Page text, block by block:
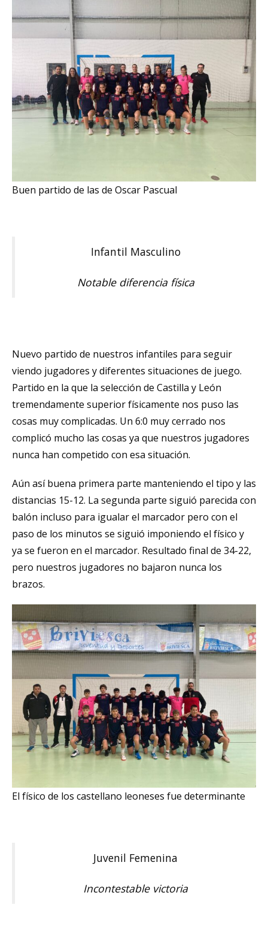
Buen partido de las de Oscar Pascual
Infantil Masculino
Notable diferencia física
Nuevo partido de nuestros infantiles para seguir
viendo jugadores y diferentes situaciones de juego.
Partido en la que la selección de Castilla y León
tremendamente superior físicamente nos puso las
cosas muy complicadas. Un 6:0 muy cerrado nos
complicó mucho las cosas ya que nuestros jugadores
nunca han competido con esa situación.
Aún así buena primera parte manteniendo el tipo y las
distancias 15-12. La segunda parte siguió parecida con
balón incluso para igualar el marcador pero con el
paso de los minutos se siguió imponiendo el físico y
ya se fueron en el marcador. Resultado final de 34-22,
pero nuestros jugadores no bajaron nunca los
brazos.
El físico de los castellano leoneses fue determinante
Juvenil Femenina
Incontestable victoria